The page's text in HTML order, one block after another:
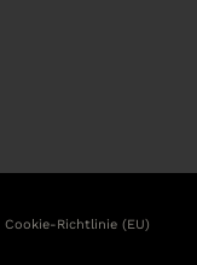
Cookie-Richtlinie (EU)